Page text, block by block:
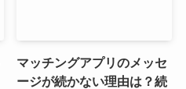
マッチングアプリのメッセ
ージが続かない理由は？続